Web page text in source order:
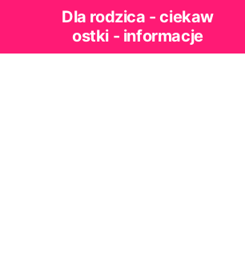
Dla rodzica - ciekaw
ostki - informacje